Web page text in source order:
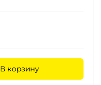
В корзину